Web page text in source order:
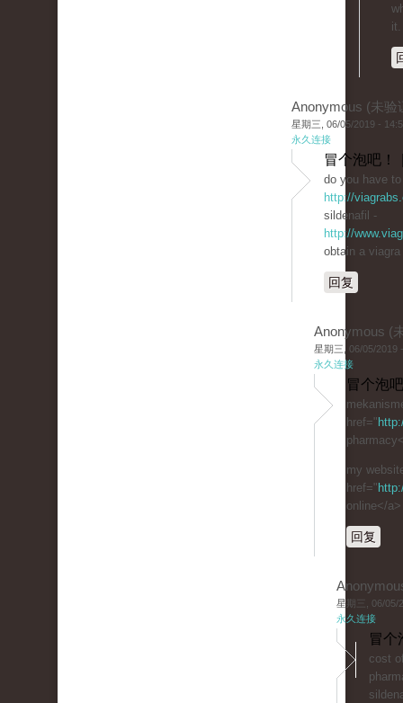
it.
Anonymous (未验
星期三, 06/05/2019 -
永久连接
冒个泡吧！
do you have
http://
sildenafil -
http://
obtain a
回复
Anonymous (
星期三, 06/05/2019
永久连接
冒个泡
href="
my
href="
online</a>
回复
星期三, 06/05/
永久连接
冒个
cost